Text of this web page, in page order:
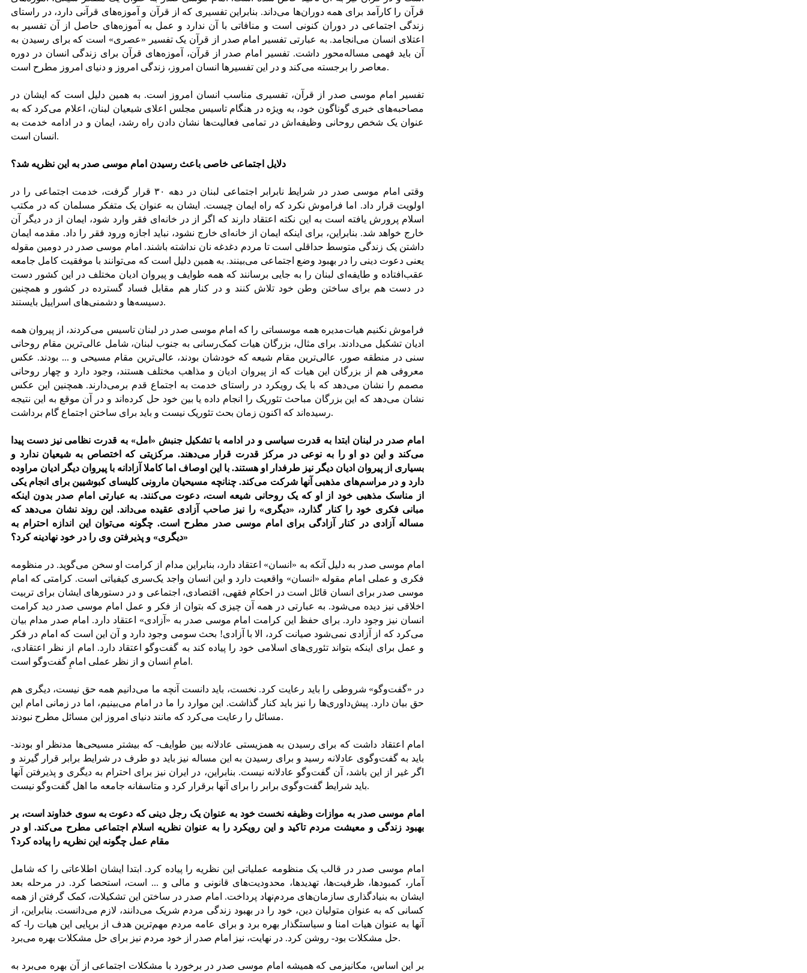
قرآن را کارآمد برای همه دوران‌ها می‌داند. بنابراین تفسیری که از قرآن و آموزه‌های قرآنی دارد، در راستای
زندگی اجتماعی در دوران کنونی است و منافاتی با آن ندارد و عمل به آموزه‌های حاصل از آن تفسیر به
اعتلای انسان می‌انجامد. به عبارتی تفسیر امام صدر از قرآن یک تفسیر «عصری» است که برای رسیدن به
آن باید فهمی مساله‌محور داشت. تفسیر امام صدر از قرآن، آموزه‌های قرآن برای زندگی انسان در دوره
معاصر را برجسته می‌کند و در این تفسیرها انسان امروز، زندگی امروز و دنیای امروز مطرح است.
تفسیر امام موسی صدر از قرآن، تفسیری مناسب انسان امروز است. به همین دلیل است که ایشان در
مصاحبه‌های خبری گوناگون خود، به ویژه در هنگام تاسیس مجلس اعلای شیعیان لبنان، اعلام می‌کرد که به
عنوان یک شخص روحانی وظیفه‌اش در تمامی فعالیت‌ها نشان دادن راه رشد، ایمان و در ادامه خدمت به
انسان است.
دلایل اجتماعی خاصی باعث رسیدن امام موسی صدر به این نظریه شد؟
وقتی امام موسی صدر در شرایط نابرابر اجتماعی لبنان در دهه ۳۰ قرار گرفت، خدمت اجتماعی را در
اولویت قرار داد. اما فراموش نکرد که راه ایمان چیست. ایشان به عنوان یک متفکر مسلمان که در مکتب
اسلام پرورش یافته است به این نکته اعتقاد دارند که اگر از در خانه‌ای فقر وارد شود، ایمان از در دیگر آن
خارج خواهد شد. بنابراین، برای اینکه ایمان از خانه‌ای خارج نشود، نباید اجازه ورود فقر را داد. مقدمه ایمان
داشتن یک زندگی متوسط حداقلی است تا مردم دغدغه نان نداشته باشند. امام موسی صدر در دومین مقوله
یعنی دعوت دینی را در بهبود وضع اجتماعی می‌بینند. به همین دلیل است که می‌توانند با موفقیت کامل جامعه
عقب‌افتاده و طایفه‌ای لبنان را به جایی برسانند که همه طوایف و پیروان ادیان مختلف در این کشور دست
در دست هم برای ساختن وطن خود تلاش کنند و در کنار هم مقابل فساد گسترده در کشور و همچنین
دسیسه‌ها و دشمنی‌های اسراییل بایستند.
فراموش نکنیم هیات‌مدیره همه موسساتی را که امام موسی صدر در لبنان تاسیس می‌کردند، از پیروان همه
ادیان تشکیل می‌دادند. برای مثال، بزرگان هیات کمک‌رسانی به جنوب لبنان، شامل عالی‌ترین مقام روحانی
سنی در منطقه صور، عالی‌ترین مقام شیعه که خودشان بودند، عالی‌ترین مقام مسیحی و ... بودند. عکس
معروفی هم از بزرگان این هیات که از پیروان ادیان و مذاهب مختلف هستند، وجود دارد و چهار روحانی
مصمم را نشان می‌دهد که با یک رویکرد در راستای خدمت به اجتماع قدم برمی‌دارند. همچنین این عکس
نشان می‌دهد که این بزرگان مباحث تئوریک را انجام داده یا بین خود حل کرده‌اند و در آن موقع به این نتیجه
رسیده‌اند که اکنون زمان بحث تئوریک نیست و باید برای ساختن اجتماع گام برداشت.
امام صدر در لبنان ابتدا به قدرت سیاسی و در ادامه با تشکیل جنبش «امل» به قدرت نظامی نیز دست پیدا
می‌کند و این دو او را به نوعی در مرکز قدرت قرار می‌دهند. مرکزیتی که اختصاص به شیعیان ندارد و
بسیاری از پیروان ادیان دیگر نیز طرفدار او هستند. با این اوصاف اما کاملا آزادانه با پیروان دیگر ادیان مراوده
دارد و در مراسم‌های مذهبی آنها شرکت می‌کند. چنانچه مسیحیان مارونی کلیسای کبوشیین برای انجام یکی
از مناسک مذهبی خود از او که یک روحانی شیعه است، دعوت می‌کنند. به عبارتی امام صدر بدون اینکه
مبانی فکری خود را کنار گذارد، «دیگری» را نیز صاحب آزادی عقیده می‌داند. این روند نشان می‌دهد که
مساله آزادی در کنار آزادگی برای امام موسی صدر مطرح است. چگونه می‌توان این اندازه احترام به
«دیگری» و پذیرفتن وی را در خود نهادینه کرد؟
امام موسی صدر به دلیل آنکه به «انسان» اعتقاد دارد، بنابراین مدام از کرامت او سخن می‌گوید. در منظومه
فکری و عملی امام مقوله «انسان» واقعیت دارد و این انسان واجد یک‌سری کیفیاتی است. کرامتی که امام
موسی صدر برای انسان قائل است در احکام فقهی، اقتصادی، اجتماعی و در دستورهای ایشان برای تربیت
اخلاقی نیز دیده می‌شود. به عبارتی در همه آن چیزی که بتوان از فکر و عمل امام موسی صدر دید کرامت
انسان نیز وجود دارد. برای حفظ این کرامت امام موسی صدر به «آزادی» اعتقاد دارد. امام صدر مدام بیان
می‌کرد که از آزادی نمی‌شود صیانت کرد، الا با آزادی! بحث سومی وجود دارد و آن این است که امام در فکر
و عمل برای اینکه بتواند تئوری‌های اسلامی خود را پیاده کند به گفت‌وگو اعتقاد دارد. امام از نظر اعتقادی،
امامِ انسان و از نظر عملی امامِ گفت‌وگو است.
در «گفت‌وگو» شروطی را باید رعایت کرد. نخست، باید دانست آنچه ما می‌دانیم همه حق نیست، دیگری هم
حق بیان دارد. پیش‌داوری‌ها را نیز باید کنار گذاشت. این موارد را ما در امام می‌بینیم، اما در زمانی امام این
مسائل را رعایت می‌کرد که مانند دنیای امروز این مسائل مطرح نبودند.
امام اعتقاد داشت که برای رسیدن به همزیستی عادلانه بین طوایف- که بیشتر مسیحی‌ها مدنظر او بودند-
باید به گفت‌وگوی عادلانه رسید و برای رسیدن به این مساله نیز باید دو طرف در شرایط برابر قرار گیرند و
اگر غیر از این باشد، آن گفت‌وگو عادلانه نیست. بنابراین، در ایران نیز برای احترام به دیگری و پذیرفتن آنها
باید شرایط گفت‌وگوی برابر را برای آنها برقرار کرد و متاسفانه جامعه ما اهل گفت‌وگو نیست.
امام موسی صدر به موازات وظیفه نخست خود به عنوان یک رجل دینی که دعوت به سوی خداوند است، بر
بهبود زندگی و معیشت مردم تاکید و این رویکرد را به عنوان نظریه اسلام اجتماعی مطرح می‌کند. او در
مقام عمل چگونه این نظریه را پیاده کرد؟
امام موسی صدر در قالب یک منظومه عملیاتی این نظریه را پیاده کرد. ابتدا ایشان اطلاعاتی را که شامل
آمار، کمبودها، ظرفیت‌ها، تهدیدها، محدودیت‌های قانونی و مالی و ... است، استحصا کرد. در مرحله بعد
ایشان به بنیادگذاری سازمان‌های مردم‌نهاد پرداخت. امام صدر در ساختن این تشکیلات، کمک گرفتن از همه
کسانی که به عنوان متولیان دین، خود را در بهبود زندگی مردم شریک می‌دانند، لازم می‌دانست. بنابراین، از
آنها به عنوان هیات امنا و سیاستگذار بهره برد و برای عامه مردم مهم‌ترین هدف از برپایی این هیات را- که
حل مشکلات بود- روشن کرد. در نهایت، نیز امام صدر از خود مردم نیز برای حل مشکلات بهره می‌برد.
بر این اساس، مکانیزمی که همیشه امام موسی صدر در برخورد با مشکلات اجتماعی از آن بهره می‌برد به